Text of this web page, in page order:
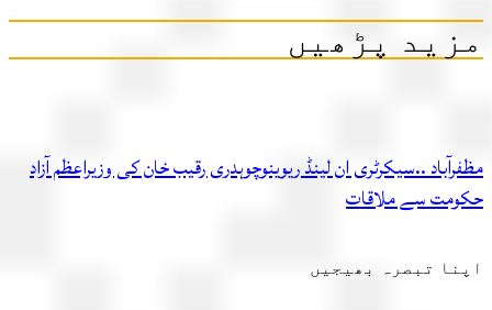
پڑھیں
..سیکرٹری ان لینڈ ریوینوچوہدری رقیب خان کی وزیراعظم آزاد
سے ملاقات
تبصرہ بھیجیں